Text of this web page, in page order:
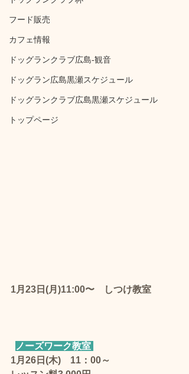
フード販売
カフェ情報
ドッグランクラブ広島‐観音
ドッグラン広島黒瀬スケジュール
ドッグランクラブ広島黒瀬スケジュール
トップページ
1月23日(月)11:00〜　しつけ教室
ノーズワーク教室
1月26日(木)　11：00～